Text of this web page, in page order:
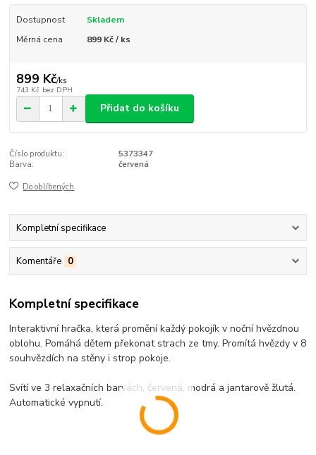
Dostupnost
Skladem
Měrná cena
899 Kč / ks
899 Kč/ks
743 Kč bez DPH
Přidat do košíku
Číslo produktu:
5373347
Barva:
červená
Do oblíbených
Kompletní specifikace
Komentáře 0
Kompletní specifikace
Interaktivní hračka, která promění každý pokojík v noční hvězdnou
oblohu. Pomáhá dětem překonat strach ze tmy. Promítá hvězdy v 8
souhvězdích na stěny i strop pokoje.
Svítí ve 3 relaxačních barvách, červená, modrá a jantarově žlutá.
Automatické vypnutí.